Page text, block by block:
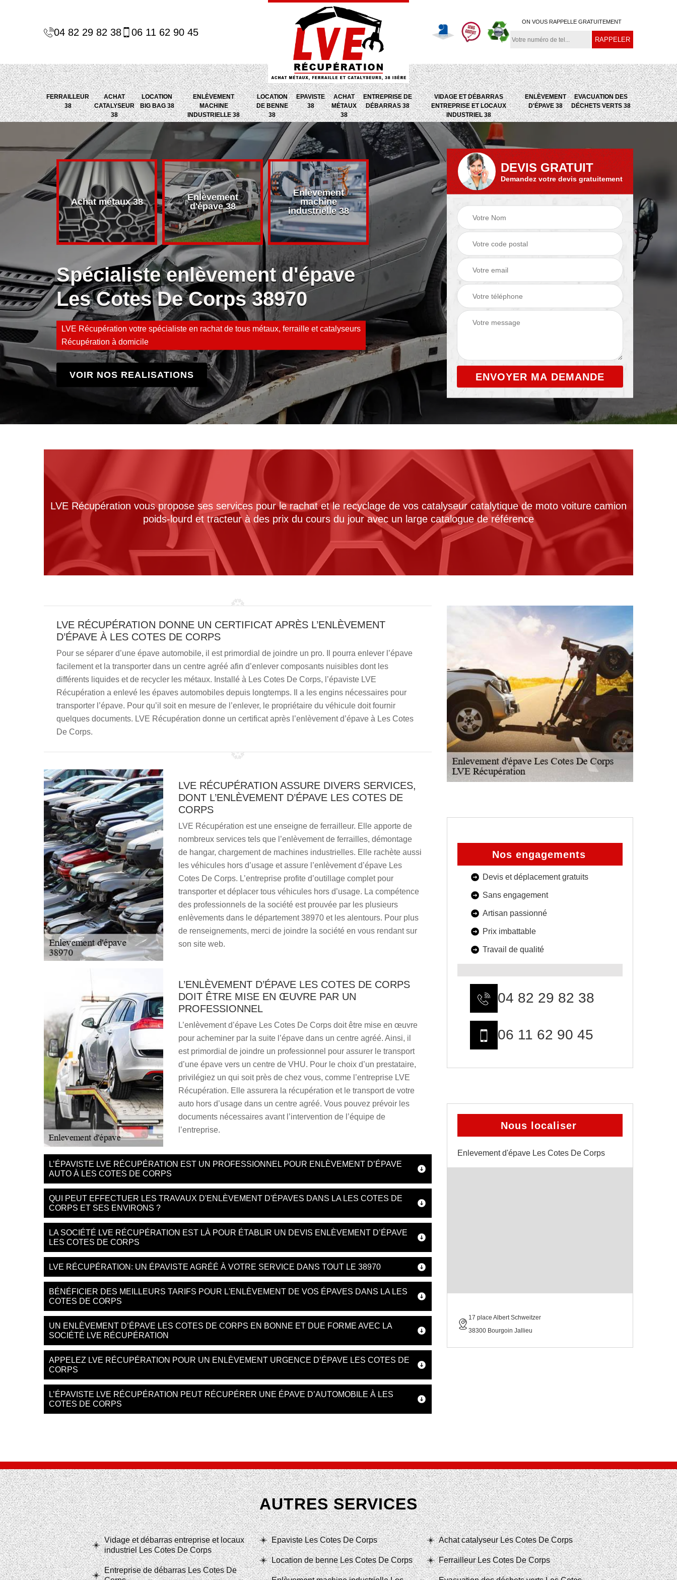
04 82 29 82 38 06 11 62 90 45
ON VOUS RAPPELLE GRATUITEMENT
FERRAILLEUR
38
ACHAT
CATALYSEUR
38
LOCATION
BIG BAG 38
ENLÈVEMENT
MACHINE
INDUSTRIELLE 38
LOCATION
DE BENNE
38
EPAVISTE
38
ACHAT
MÉTAUX
38
ENTREPRISE DE
DÉBARRAS 38
VIDAGE ET DÉBARRAS
ENTREPRISE ET LOCAUX
INDUSTRIEL 38
ENLÈVEMENT
D'ÉPAVE 38
EVACUATION DES
DÉCHETS VERTS 38
38 Achat métaux 38
Enlèvement
d'épave 38
Enlèvement
machine
industrielle 38
Entreprise de
débarras 38
Evacuation des
déchets verts 38
Spécialiste enlèvement d'épave
Les Cotes De Corps 38970
LVE Récupération votre spécialiste en rachat de tous métaux, ferraille et catalyseurs
Récupération à domicile
VOIR NOS REALISATIONS
DEVIS GRATUIT
Demandez votre devis gratuitement
LVE Récupération vous propose ses services pour le rachat et le recyclage de vos catalyseur catalytique de moto voiture camion
poids-lourd et tracteur à des prix du cours du jour avec un large catalogue de référence
LVE RÉCUPÉRATION DONNE UN CERTIFICAT APRÈS L’ENLÈVEMENT
D’ÉPAVE À LES COTES DE CORPS
Pour se séparer d’une épave automobile, il est primordial de joindre un pro. Il pourra enlever l’épave
facilement et la transporter dans un centre agréé afin d’enlever composants nuisibles dont les
différents liquides et de recycler les métaux. Installé à Les Cotes De Corps, l’épaviste LVE
Récupération a enlevé les épaves automobiles depuis longtemps. Il a les engins nécessaires pour
transporter l’épave. Pour qu’il soit en mesure de l’enlever, le propriétaire du véhicule doit fournir
quelques documents. LVE Récupération donne un certificat après l’enlèvement d’épave à Les Cotes
De Corps.
LVE RÉCUPÉRATION ASSURE DIVERS SERVICES,
DONT L’ENLÈVEMENT D’ÉPAVE LES COTES DE
CORPS
LVE Récupération est une enseigne de ferrailleur. Elle apporte de
nombreux services tels que l’enlèvement de ferrailles, démontage
de hangar, chargement de machines industrielles. Elle rachète aussi
les véhicules hors d’usage et assure l’enlèvement d’épave Les
Cotes De Corps. L’entreprise profite d’outillage complet pour
transporter et déplacer tous véhicules hors d’usage. La compétence
des professionnels de la société est prouvée par les plusieurs
enlèvements dans le département 38970 et les alentours. Pour plus
de renseignements, merci de joindre la société en vous rendant sur
son site web.
L’ENLÈVEMENT D’ÉPAVE LES COTES DE CORPS
DOIT ÊTRE MISE EN ŒUVRE PAR UN
PROFESSIONNEL
L’enlèvement d’épave Les Cotes De Corps doit être mise en œuvre
pour acheminer par la suite l’épave dans un centre agréé. Ainsi, il
est primordial de joindre un professionnel pour assurer le transport
d’une épave vers un centre de VHU. Pour le choix d’un prestataire,
privilégiez un qui soit près de chez vous, comme l’entreprise LVE
Récupération. Elle assurera la récupération et le transport de votre
auto hors d’usage dans un centre agréé. Vous pouvez prévoir les
documents nécessaires avant l’intervention de l’équipe de
l’entreprise.
L’ÉPAVISTE LVE RÉCUPÉRATION EST UN PROFESSIONNEL POUR ENLÈVEMENT D’ÉPAVE
AUTO À LES COTES DE CORPS
QUI PEUT EFFECTUER LES TRAVAUX D'ENLÈVEMENT D'ÉPAVES DANS LA LES COTES DE
CORPS ET SES ENVIRONS ?
LA SOCIÉTÉ LVE RÉCUPÉRATION EST LÀ POUR ÉTABLIR UN DEVIS ENLÈVEMENT D’ÉPAVE
LES COTES DE CORPS
LVE RÉCUPÉRATION: UN ÉPAVISTE AGRÉÉ À VOTRE SERVICE DANS TOUT LE 38970
BÉNÉFICIER DES MEILLEURS TARIFS POUR L'ENLÈVEMENT DE VOS ÉPAVES DANS LA LES
COTES DE CORPS
UN ENLÈVEMENT D’ÉPAVE LES COTES DE CORPS EN BONNE ET DUE FORME AVEC LA
SOCIÉTÉ LVE RÉCUPÉRATION
APPELEZ LVE RÉCUPÉRATION POUR UN ENLÈVEMENT URGENCE D’ÉPAVE LES COTES DE
CORPS
L’ÉPAVISTE LVE RÉCUPÉRATION PEUT RÉCUPÉRER UNE ÉPAVE D’AUTOMOBILE À LES
COTES DE CORPS
Nos engagements
Devis et déplacement gratuits
Sans engagement
Artisan passionné
Prix imbattable
Travail de qualité
04 82 29 82 38
06 11 62 90 45
Nous localiser
Enlevement d'épave Les Cotes De Corps
17 place Albert Schweitzer
38300 Bourgoin Jallieu
AUTRES SERVICES
Vidage et débarras entreprise et locaux
industriel Les Cotes De Corps
Entreprise de débarras Les Cotes De
Epaviste Les Cotes De Corps
Location de benne Les Cotes De Corps
Achat catalyseur Les Cotes De Corps
Ferrailleur Les Cotes De Corps